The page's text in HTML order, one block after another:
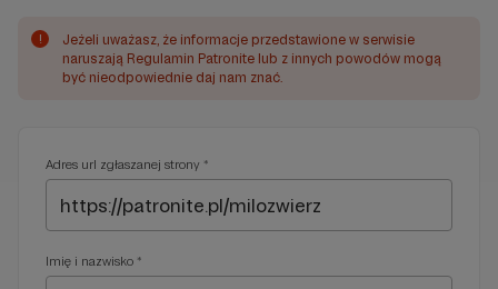
!
Jeżeli uważasz, że informacje przedstawione w serwisie
naruszają Regulamin Patronite lub z innych powodów mogą
być nieodpowiednie daj nam znać.
Adres url zgłaszanej strony *
Imię i nazwisko *